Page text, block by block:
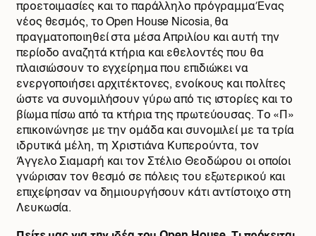
προετοιμασίες και το παράλληλο πρόγραμμαΈνας
νέος θεσμός, το Open House Nicosia, θα
πραγματοποιηθεί στα μέσα Απριλίου και αυτή την
περίοδο αναζητά κτήρια και εθελοντές που θα
πλαισιώσουν το εγχείρημα που επιδιώκει να
ενεργοποιήσει αρχιτέκτονες, ενοίκους και πολίτες
ώστε να συνομιλήσουν γύρω από τις ιστορίες και το
βίωμα πίσω από τα κτήρια της πρωτεύουσας. Το «Π»
επικοινώνησε με την ομάδα και συνομιλεί με τα τρία
ιδρυτικά μέλη, τη Χριστιάνα Κυπερούντα, τον
Άγγελο Σιαμαρή και τον Στέλιο Θεοδώρου οι οποίοι
γνώρισαν τον θεσμό σε πόλεις του εξωτερικού και
επιχείρησαν να δημιουργήσουν κάτι αντίστοιχο στη
Λευκωσία.